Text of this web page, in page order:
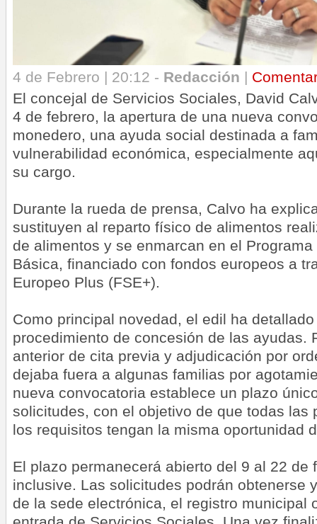
4 de Febrero | 20:12 - Redacción |
El concejal de Servicios Sociales, David
4 de febrero, la apertura de una nueva
monedero, una ayuda social destinada a
vulnerabilidad económica, especialmente
su cargo.
Durante la rueda de prensa, Calvo ha
sustituyen al reparto físico de alimentos
de alimentos y se enmarcan en el
Básica, financiado con fondos europeos a
Europeo Plus (FSE+).
Como principal novedad, el edil ha
procedimiento de concesión de las ayudas.
anterior de cita previa y adjudicación por
dejaba fuera a algunas familias por
nueva convocatoria establece un plazo
solicitudes, con el objetivo de que todas las
los requisitos tengan la misma oportunidad
El plazo permanecerá abierto del 9 al 22 de
inclusive. Las solicitudes podrán obtenerse
de la sede electrónica, el registro municipal